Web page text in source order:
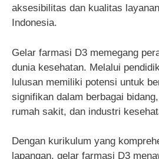
aksesibilitas dan kualitas
Indonesia.
Gelar farmasi D3 memegang
dunia kesehatan. Melalui
lulusan memiliki potensi untuk
signifikan dalam berbagai
rumah sakit, dan industri
Dengan kurikulum yang
lapangan, gelar farmasi D3